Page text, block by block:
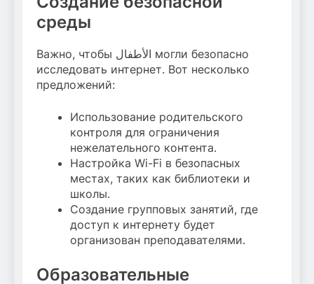
среды
Важно, чтобы الأطفال могли безопасно
исследовать интернет. Вот несколько
предложений:
Использование родительского
контроля для ограничения
нежелательного контента.
Настройка Wi-Fi в безопасных
местах, таких как библиотеки и
школы.
Создание групповых занятий, где
доступ к интернету будет
организован преподавателями.
Образовательные